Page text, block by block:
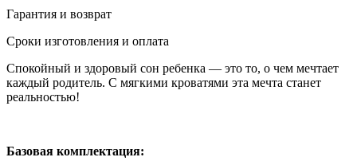
Гарантия и возврат
Сроки изготовления и оплата
Спокойный и здоровый сон ребенка — это то, о чем мечтает
каждый родитель. С мягкими кроватями эта мечта станет
реальностью!
Базовая комплектация: